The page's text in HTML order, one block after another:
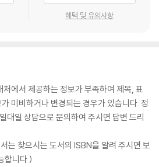
혜택 및 유의사항
에서 제공하는 정보가 부족하여 제목, 표
미비하거나 변경되는 경우가 있습니다. 정
대일 상담으로 문의하여 주시면 답변 드리
는 찾으시는 도서의 ISBN을 알려 주시면 보
합니다.)